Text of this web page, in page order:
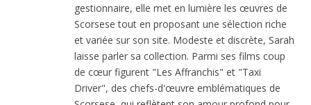
gestionnaire, elle met en lumière les œuvres de
Scorsese tout en proposant une sélection riche
et variée sur son site. Modeste et discrète, Sarah
laisse parler sa collection. Parmi ses films coup
de cœur figurent "Les Affranchis" et "Taxi
Driver", des chefs-d'œuvre emblématiques de